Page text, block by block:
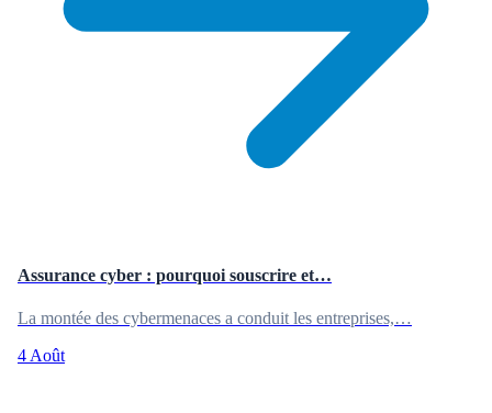
Assurance cyber : pourquoi souscrire et…
La montée des cybermenaces a conduit les entreprises,…
4 Août